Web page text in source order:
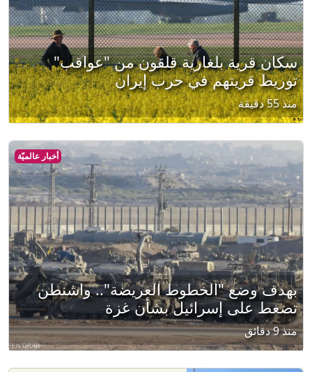
سكان قرية بلغارية قلقون من "عواقب"
توريط قريتهم في حرب إيران
منذ 55 دقيقة
أخبار عالميّة
بهدف وضع "الخطوط العريضة".. واشنطن
تضغط على إسرائيل بشأن غزة
منذ 9 دقائق